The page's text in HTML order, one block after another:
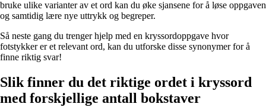
bruke ulike varianter av et ord kan du øke sjansene for å løse oppgaven
og samtidig lære nye uttrykk og begreper.
Så neste gang du trenger hjelp med en kryssordoppgave hvor
fotstykker er et relevant ord, kan du utforske disse synonymer for å
finne riktig svar!
Slik finner du det riktige ordet i kryssord
med forskjellige antall bokstaver